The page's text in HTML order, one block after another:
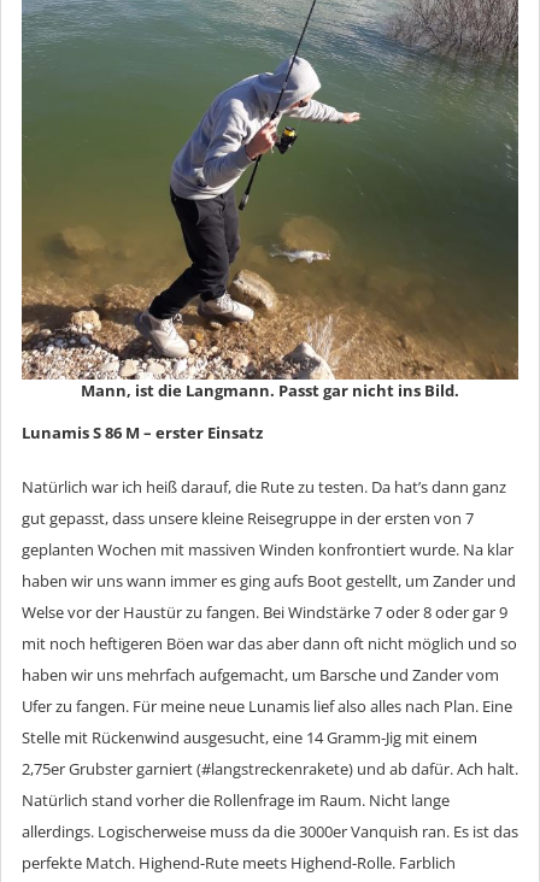
Mann, ist die Langmann. Passt gar nicht ins Bild.
Lunamis S 86 M – erster Einsatz
Natürlich war ich heiß darauf, die Rute zu testen. Da hat’s dann ganz
gut gepasst, dass unsere kleine Reisegruppe in der ersten von 7
geplanten Wochen mit massiven Winden konfrontiert wurde. Na klar
haben wir uns wann immer es ging aufs Boot gestellt, um Zander und
Welse vor der Haustür zu fangen. Bei Windstärke 7 oder 8 oder gar 9
mit noch heftigeren Böen war das aber dann oft nicht möglich und so
haben wir uns mehrfach aufgemacht, um Barsche und Zander vom
Ufer zu fangen. Für meine neue Lunamis lief also alles nach Plan. Eine
Stelle mit Rückenwind ausgesucht, eine 14 Gramm-Jig mit einem
2,75er Grubster garniert (#langstreckenrakete) und ab dafür. Ach halt.
Natürlich stand vorher die Rollenfrage im Raum. Nicht lange
allerdings. Logischerweise muss da die 3000er Vanquish ran. Es ist das
perfekte Match. Highend-Rute meets Highend-Rolle. Farblich